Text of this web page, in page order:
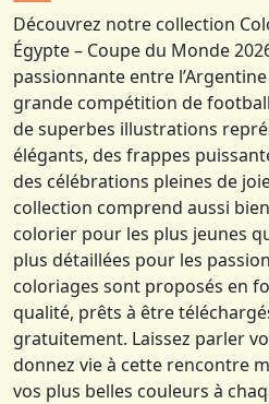
Découvrez notre collection
Égypte – Coupe du Monde
passionnante entre
grande compétition de
de superbes illustrations
élégants, des frappes
des célébrations pleines de
collection comprend aussi
colorier pour les plus jeunes
plus détaillées pour les
coloriages sont proposés en
qualité, prêts à être
gratuitement. Laissez parler
donnez vie à cette rencontre
vos plus belles couleurs à